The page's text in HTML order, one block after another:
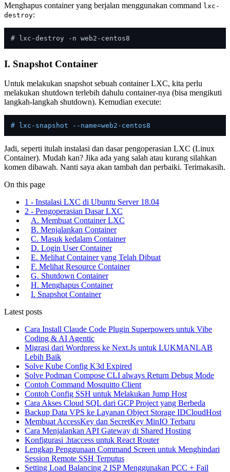
Menghapus container yang berjalan menggunakan command lxc-
destroy:
I. Snapshot Container
Untuk melakukan snapshot sebuah container LXC, kita perlu
melakukan shutdown terlebih dahulu container-nya (bisa mengikuti
langkah-langkah shutdown). Kemudian execute:
# lxc-snapshot --name=web2-centos8
Jadi, seperti itulah instalasi dan dasar pengoperasian LXC (Linux
Container). Mudah kan? Jika ada yang salah atau kurang silahkan
komen dibawah. Nanti saya akan tambah dan perbaiki. Terimakasih.
On this page
1 - Instalasi LXC di Ubuntu Server 18.04
2 - Pengoperasian Dasar LXC
A. Membuat Container LXC
B. Menjalankan Container
C. Masuk kedalam Container
D. Login User Container
E. Melihat Container yang Telah Dibuat
F. Melihat Resource Container
G. Shutdown Container
H. Menghapus Container
I. Snapshot Container
Latest posts
Cara Install Claude Code Plugin Superpowers untuk Vibe
Coding & AI Agentic
Migrasi dari Wordpress ke Next.Js untuk LUKMANLAB
Lebih Baik
Solve Kube Config K3d Expired
Solve Podman Compose CLI always Return Debug Mode
Contoh Command Mosquitto Client
Contoh Config SSH untuk Melakukan Jump Host
Cara Akses Cloud SQL dari GCP Project yang Berbeda
Backup Data VPS ke Layanan Object Storage IDCloudHost
Membuat AccessKey dan SecretKey MinIO Terbaru
Cara Menjalankan API Gateway di Shared Hosting
Konfigurasi .htaccess untuk React Router
Lengkap Penggunaan Command Screen untuk Menghindari
Session Remote SSH Terputus
Setting Load Balancing 2 ISP Menggunakan PCC + Fail